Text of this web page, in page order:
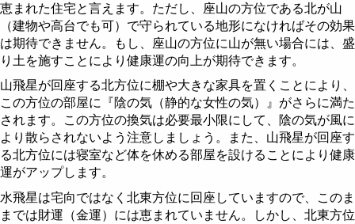
恵まれた住宅と言えます。ただし、座山の方位である北が山
（建物や高台でも可）で守られている地形になければその効果
は期待できません。もし、座山の方位に山が無い場合には、盛
り土を施すことにより健康運の向上が期待できます。
山飛星が回座する北方位に棚や大きな家具を置くことにより、
この方位の部屋に『陰の気（静的な女性の気）』がさらに満た
されます。この方位の換気は必要最小限にして、陰の気が風に
より散らされないよう注意しましょう。また、山飛星が回座す
る北方位には寝室など体を休める部屋を設けることにより健康
運がアップします。
水飛星は宅向ではなく北東方位に回座していますので、このま
までは財運（金運）には恵まれていません。しかし、北東方位